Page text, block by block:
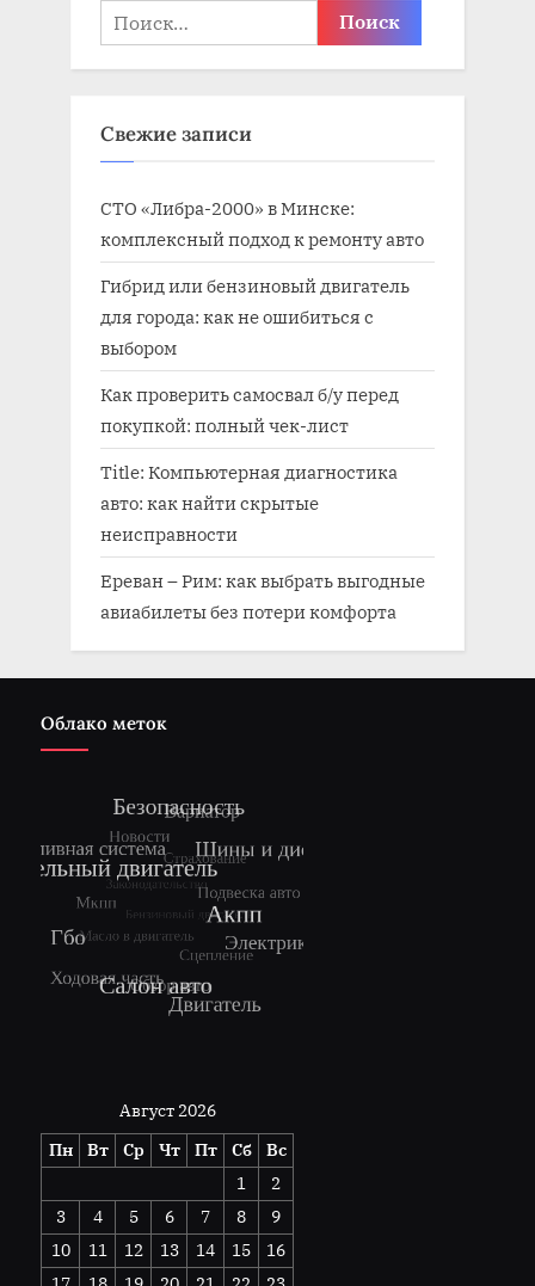
Найти:
Свежие записи
СТО «Либра-2000» в Минске:
комплексный подход к ремонту авто
Гибрид или бензиновый двигатель
для города: как не ошибиться с
выбором
Как проверить самосвал б/у перед
покупкой: полный чек-лист
Title: Компьютерная диагностика
авто: как найти скрытые
неисправности
Ереван – Рим: как выбрать выгодные
авиабилеты без потери комфорта
Облако меток
Август 2026
Пн
Вт Ср Чт Пт Сб
Вс
1
2
3
4 5 6 7 8
9
10
11 12 13 14 15
16